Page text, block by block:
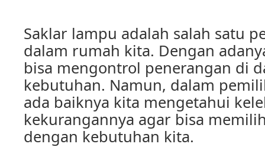
Saklar lampu adalah salah satu
dalam rumah kita. Dengan
bisa mengontrol penerangan di
kebutuhan. Namun, dalam
ada baiknya kita mengetahui
kekurangannya agar bisa
dengan kebutuhan kita.